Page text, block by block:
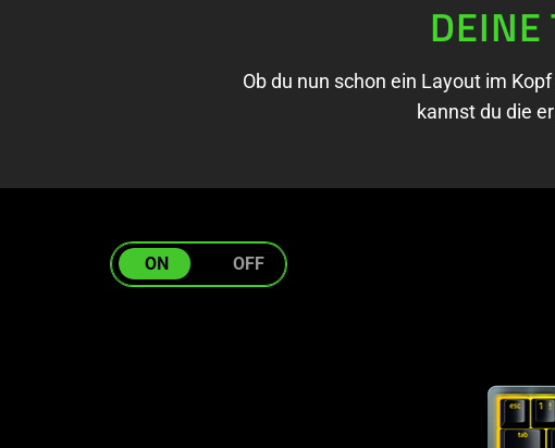
DEINE
Ob du nun schon ein Layout im
kannst du die
ON OFF